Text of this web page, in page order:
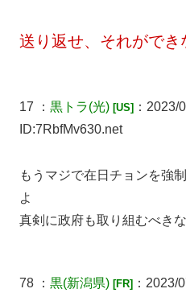
送り返せ、それがで
17 ： 黒トラ(光) [US] ：2023/
ID:7RbfMv630.net
もうマジで在日チョンを強
よ
真剣に政府も取り組むべきな
78 ： 黒(新潟県) [FR] ：2023/